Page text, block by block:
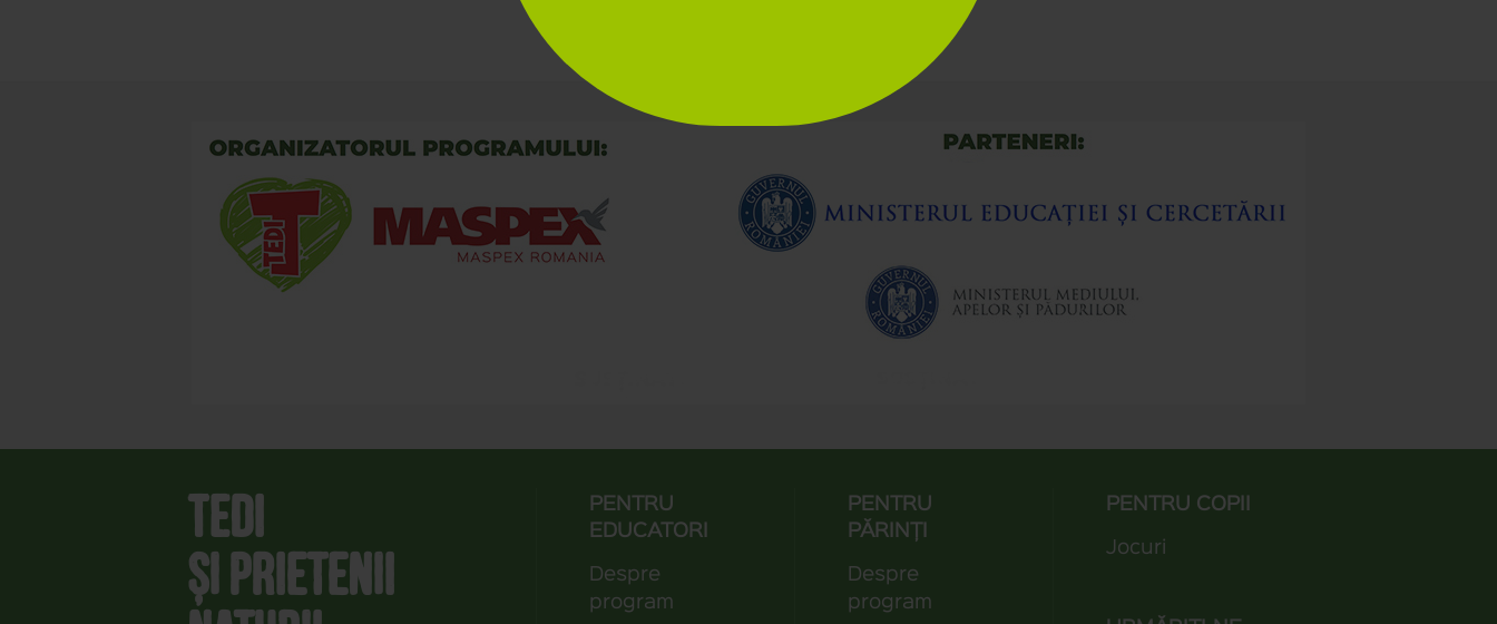
Tedi
și prietenii
PENTRU
EDUCATORI
Despre
program
PENTRU
PĂRINȚI
Despre
program
PENTRU COPII
Jocuri